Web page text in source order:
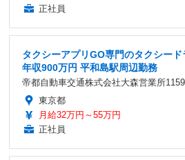
正社員
タクシーアプリGO専門のタクシー
年収900万円 平和島駅周辺勤務
帝都自動車交通株式会社大森営業所
東京都
月給32万円～55万円
正社員